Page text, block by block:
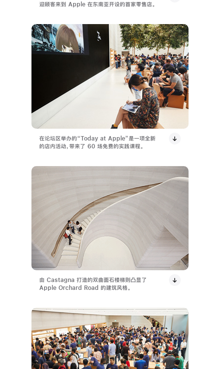
迎顾客来到 Apple 在东南亚开设的首家零售店。
在论坛区举办的“Today at Apple”是一项全新
的店内活动，带来了 60 场免费的实践课程。
由 Castagna 打造的双曲面石楼梯则凸显了
Apple Orchard Road 的建筑风格。